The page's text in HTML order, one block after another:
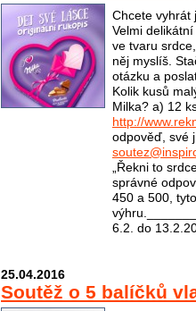
Chcete vyhrát
Velmi
ve tvaru
něj myslíš.
otázku a
Kolik kusů
Milka? a) 12
http://
odpověď, své
„Řekni to
správné
450 a 500,
6.2. do
25.04.2016
Soutěž o 5 balíčků